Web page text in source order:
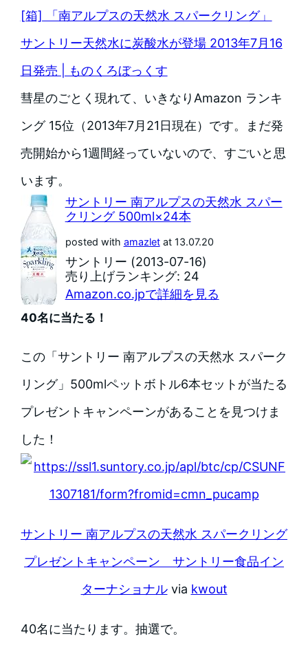
[箱] 「南アルプスの天然水 スパークリング」
サントリー天然水に炭酸水が登場 2013年7月16
日発売 | ものくろぼっくす
彗星のごとく現れて、いきなりAmazon ランキ
ング 15位（2013年7月21日現在）です。まだ発
売開始から1週間経っていないので、すごいと思
います。
サントリー 南アルプスの天然水 スパー
クリング 500ml×24本
posted with amazletat 13.07.20
サントリー (2013-07-16)
売り上げランキング: 24
Amazon.co.jpで詳細を見る
40名に当たる！
この「サントリー 南アルプスの天然水 スパーク
リング」500mlペットボトル6本セットが当たる
プレゼントキャンペーンがあることを見つけま
した！
サントリー 南アルプスの天然水 スパークリング
プレゼントキャンペーン サントリー食品イン
ターナショナルvia kwout
40名に当たります。抽選で。